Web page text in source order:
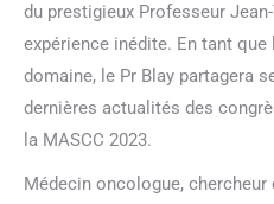
du prestigieux Professeur
expérience inédite. En tant
domaine, le Pr Blay partagera
dernières actualités des
la MASCC 2023.
Médecin oncologue,